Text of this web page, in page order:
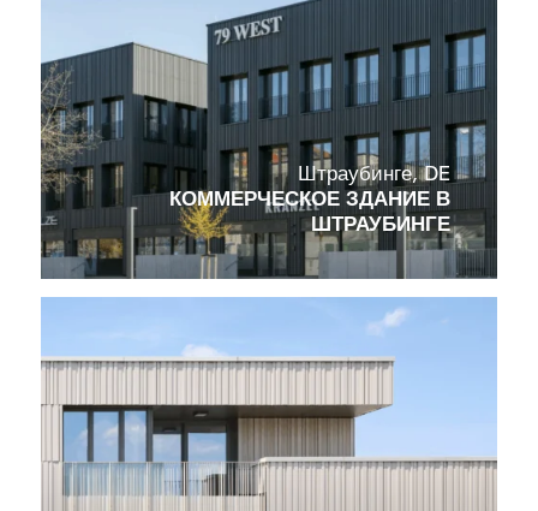
Штраубинге, DE
КОММЕРЧЕСКОЕ ЗДАНИЕ В
ШТРАУБИНГЕ